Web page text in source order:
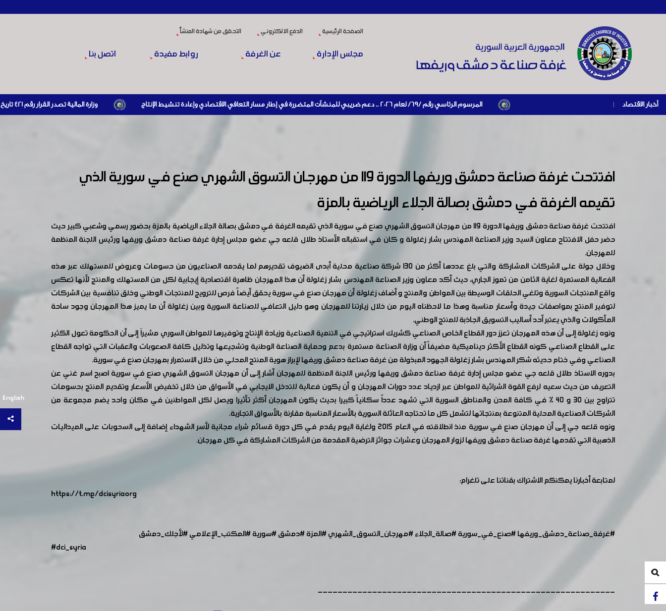
الصفحة الرئيسية الدفع الالكتروني التحقق من شهادة المنشأ
مجلس الإدارة عن الغرفة روابط مفيدة اتصل بنا
أخبار الاقتصاد | المرسوم الرئاسي رقم /69/ لعام 2026 .. دعم ضريبي للمنشآت المتضررة في إطار مسار التعافي الاقتصادي وإعادة تنشيط الإنتاج وزارة المالية تصدر القرار رقم 421 تاريخ 24/3/2026 المتضمن الزام المستوردين بإبراز براءة ذمة مالية سارية صادرة عن الهيئة العامة للضرائب والرسوم أو مديرياتها عند القيام بعمليات الاستيراد
English
افتتحت غرفة صناعة دمشق وريفها الدورة 119 من مهرجان التسوق الشهري صنع في سورية الذي
تقيمه الغرفة في دمشق بصالة الجلاء الرياضية بالمزة
افتتحت غرفة صناعة دمشق وريفها الدورة 119 من مهرجان التسوق الشهري صنع في سورية الذي تقيمه الغرفة في دمشق بصالة الجلاء الرياضية بالمزة بحضور رسمي وشعبي كبير حيث
حضر حفل الافتتاح معاون السيد وزير الصناعة المهندس بشار زغلولة و كان في استقباله الأستاذ طلال قلعه جي عضو مجلس إدارة غرفة صناعة دمشق وريفها ورئيس اللجنة المنظمة
للمهرجان.
وخلال جولة على الشركات المشاركة والتي بلغ عددها أكثر من 130 شركة صناعية محلية أبدى الضيوف تقديرهم لما يقدمه الصناعيون من حسومات وعروض للمستهلك عبر هذه
الفعالية المستمرة لغاية الثامن من تموز الجاري، حيث أكد معاون وزير الصناعة المهندس بشار زغلولة أن هذا المهرجان ظاهرة اقتصادية إيجابية لكل من المستهلك والمنتج لأنها تعكس
واقع المنتجات السورية وتلغي الحلقات الوسيطة بين المواطن والمنتج و أضاف زغلولة أن مهرجان صنع في سورية يحقق أيضاً فرص للترويج للمنتجات الوطني وخلق تنافسية بين الشركات
لتوفير المنتج بمواصفات جيدة وأسعار مناسبة وهذا ما لاحظناه اليوم من خلال زيارتنا للمهرجان وهو دليل التعافي للصناعة السورية وبين زغلولة أن ما يميز هذا المهرجان وجود ساحة
المأكولات والذي يعتبر أحد أساليب التسويق الجاذبة للمنتج الوطني.
ونوه زغلولة إلى أن هذه المهرجان تعزز دور القطاع الخاص الصناعي كشريك استراتيجي في التنمية الصناعية وزيادة الإنتاج وتوفيرها للمواطن السوري مشيراَ إلى أن الحكومة تعول الكثير
على القطاع الصناعي كونه القطاع الأكثر ديناميكية مضيفاً أن وزارة الصناعة مستمرة بدعم وحماية الصناعة الوطنية وتشجيعها وتذليل كافة الصعوبات والعقبات التي تواجه القطاع
الصناعي وفي ختام حديثه شكر المهندس بشار زغلولة الجهود المبذولة من غرفة صناعة دمشق وريفها لإبراز هوية المنتج المحلي من خلال الاستمرار بمهرجان صنع في سورية.
بدوره الاستاذ طلال قلعه جي عضو مجلس إدارة غرفة صناعة دمشق وريفها ورئيس اللجنة المنظمة للمهرجان أشار إلى أن مهرجان التسوق الشهري صنع في سورية اصبح اسم غني عن
التعريف من حيث سعيه لرفع القوة الشرائية للمواطن عبر ازدياد عدد دورات المهرجان و أن يكون فعالية للتدخل الايجابي في الأسواق من خلال تخفيض الأسعار وتقديم المنتج بحسومات
تتراوح بين ٣٠ و ٤٠ ٪ في كافة المدن والمناطق السورية التي تشهد عدداً سكانياً كبيرا بحيث يكون المهرجان أكثر تأثيرا ويصل لكل المواطنين في مكان واحد يضم مجموعة من
الشركات الصناعية المحلية المتنوعة بمنتجاتها لتشمل كل ما تحتاجه العائلة السورية بالأسعار المناسبة مقارنة بالأسواق التجارية.
ونوه قلعه جي إلى أن مهرجان صنع في سورية منذ انطلاقته في العام 2015 ولغاية اليوم يقدم في كل دورة قسائم شراء مجانية لأسر الشهداء إضافة إلى السحوبات على الميداليات
الذهبية التي تقدمها غرفة صناعة دمشق وريفها لزوار المهرجان وعشرات جوائز الترضية المقدمة من الشركات المشاركة في كل مهرجان.
لمتابعة أخبارنا يمكنكم الاشتراك بقناتنا على تلغرام:
https://t.me/dcisyriaorg
#غرفة_صناعة_دمشق_وريفها​​#صنع_في_سورية​​#صالة_الجلاء#مهرجان_التسوق_الشهري​​#المزة#دمشق#سورية#المكتب_الإعلامي#لأجلك_دمشق
#dci_syria
------------------------------------------------------------